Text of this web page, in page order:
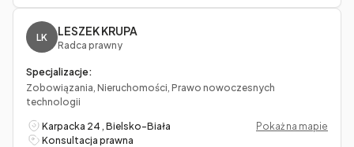
LK LESZEK KRUPA
Radca prawny
Specjalizacje:
Zobowiązania, Nieruchomości, Prawo nowoczesnych
technologii
Karpacka 24 , Bielsko-Biała
Pokaż na mapie
Konsultacja prawna